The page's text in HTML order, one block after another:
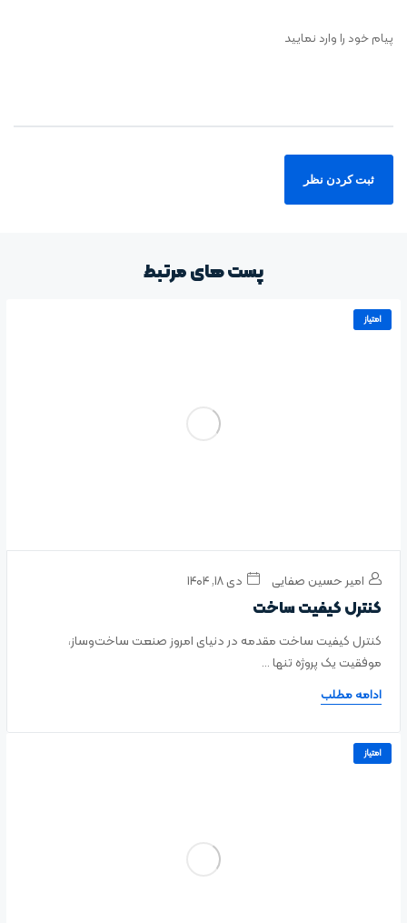
پیام خود را وارد نمایید
پست های مرتبط
امتیاز
امیر حسین صفایی دی ۱۸, ۱۴۰۴
کنترل کیفیت ساخت
کنترل کیفیت ساخت مقدمه در دنیای امروز صنعت ساخت‌وساز،
موفقیت یک پروژه تنها ...
ادامه مطلب
امتیاز